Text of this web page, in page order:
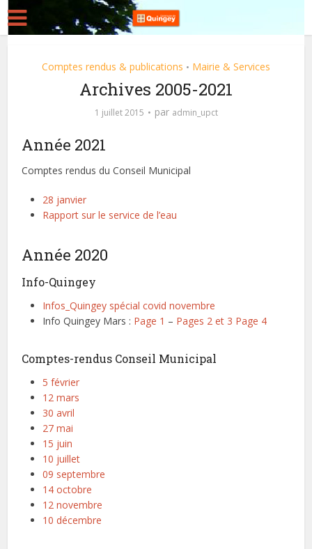
Comptes rendus & publications • Mairie & Services
Archives 2005-2021
1 juillet 2015 par admin_upct
Année 2021
Comptes rendus du Conseil Municipal
28 janvier
Rapport sur le service de l’eau
Année 2020
Info-Quingey
Infos_Quingey spécial covid novembre
Info Quingey Mars : Page 1 – Pages 2 et 3 Page 4
Comptes-rendus Conseil Municipal
5 février
12 mars
30 avril
27 mai
15 juin
10 juillet
09 septembre
14 octobre
12 novembre
10 décembre